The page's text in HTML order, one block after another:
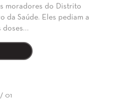
moradores do Distrito
da Saúde. Eles pediam a
doses…
01